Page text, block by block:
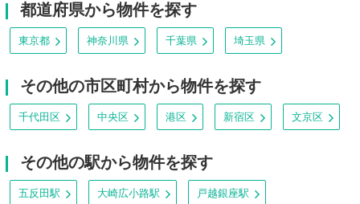
都道府県から物件を探す
東京都 神奈川県 千葉県 埼玉県
その他の市区町村から物件を探す
千代田区 中央区 港区 新宿区 文京区
その他の駅から物件を探す
五反田駅 大崎広小路駅 戸越銀座駅